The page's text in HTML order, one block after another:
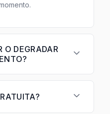
O DEGRADAR